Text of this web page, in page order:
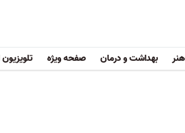
بهداشت و درمان صفحه ویژه